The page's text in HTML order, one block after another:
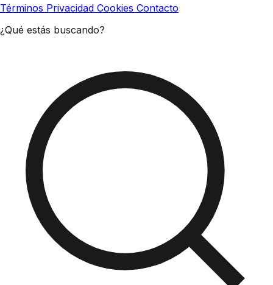
Términos Privacidad Cookies Contacto
¿Qué estás buscando?